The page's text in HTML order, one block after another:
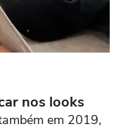
nos looks
em 2019,